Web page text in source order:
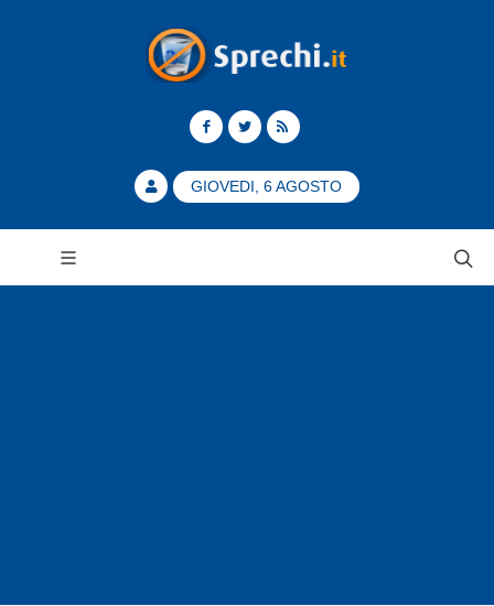
GIOVEDI, 6 AGOSTO